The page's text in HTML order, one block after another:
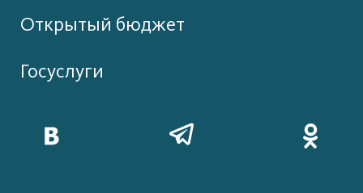
Открытый бюджет
Госуслуги